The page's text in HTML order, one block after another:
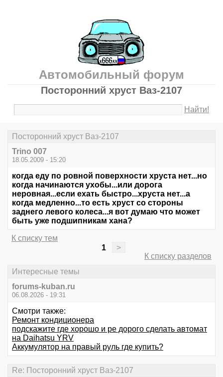
Автомобильный форум
Посторонний хруст Ваз-2107
Найти!
Посторонний хруст Ваз-2107
Trino 007
18.05.2009 - 15:20
когда еду по ровной поверхности хруста нет...но
когда начинаются ухобы...или дорога
неровная...если ехать быстро...хруста нет...а
когда медленно...то есть хруст со стороны
заднего левого колеса...я вот думаю что может
быть уже подшипникам хана?
К списку тем
1
>
К списку разделов
Интересные темы
forums-kuban.ru
06.08.2026 - 19:31
Смотри также:
Ремонт кондиционера
подскажите где хорошо и ре дорого сделать автомат
на Daihatsu YRV
Аккумулятор на правый руль где купить?
Re: Посторонний хруст Ваз-2107